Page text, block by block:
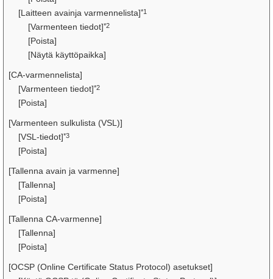
[Laitteen avainja varmennelista]*1
[Varmenteen tiedot]*2
[Poista]
[Näytä käyttöpaikka]
[CA-varmennelista]
[Varmenteen tiedot]*2
[Poista]
[Varmenteen sulkulista (VSL)]
[VSL-tiedot]*3
[Poista]
[Tallenna avain ja varmenne]
[Tallenna]
[Poista]
[Tallenna CA-varmenne]
[Tallenna]
[Poista]
[OCSP (Online Certificate Status Protocol) asetukset]